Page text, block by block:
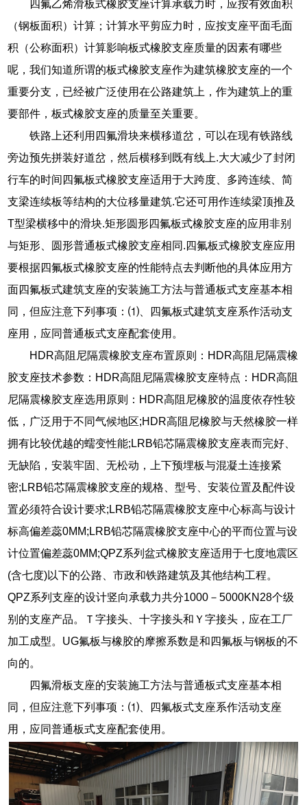
四氟乙烯滑板式橡胶支座计算承载力时，应按有效面积
（钢板面积）计算；计算水平剪应力时，应按支座平面毛面
积（公称面积）计算影响板式橡胶支座质量的因素有哪些
呢，我们知道所谓的板式橡胶支座作为建筑橡胶支座的一个
重要分支，已经被广泛使用在公路建筑上，作为建筑上的重
要部件，板式橡胶支座的质量至关重要。
铁路上还利用四氟滑块来横移道岔，可以在现有铁路线
旁边预先拼装好道岔，然后横移到既有线上.大大减少了封闭
行车的时间四氟板式橡胶支座适用于大跨度、多跨连续、简
支梁连续板等结构的大位移量建筑.它还可用作连续梁顶推及
T型梁横移中的滑块.矩形圆形四氟板式橡胶支座的应用非别
与矩形、圆形普通板式橡胶支座相同.四氟板式橡胶支座应用
要根据四氟板式橡胶支座的性能特点去判断他的具体应用方
面四氟板式建筑支座的安装施工方法与普通板式支座基本相
同，但应注意下列事项：⑴、四氟板式建筑支座系作活动支
座用，应同普通板式支座配套使用。
HDR高阻尼隔震橡胶支座布置原则：HDR高阻尼隔震橡
胶支座技术参数：HDR高阻尼隔震橡胶支座特点：HDR高阻
尼隔震橡胶支座选用原则：HDR高阻尼橡胶的温度依存性较
低，广泛用于不同气候地区;HDR高阻尼橡胶与天然橡胶一样
拥有比较优越的蠕变性能;LRB铅芯隔震橡胶支座表而完好、
无缺陷，安装牢固、无松动，上下预埋板与混凝土连接紧
密;LRB铅芯隔震橡胶支座的规格、型号、安装位置及配件设
置必须符合设计要求;LRB铅芯隔震橡胶支座中心标高与设计
标高偏差蕊0MM;LRB铅芯隔震橡胶支座中心的平而位置与设
计位置偏差蕊0MM;QPZ系列盆式橡胶支座适用于七度地震区
(含七度)以下的公路、市政和铁路建筑及其他结构工程。
QPZ系列支座的设计竖向承载力共分1000－5000KN28个级
别的支座产品。Ｔ字接头、十字接头和Ｙ字接头，应在工厂
加工成型。UG氟板与橡胶的摩擦系数是和四氟板与钢板的不
向的。
四氟滑板支座的安装施工方法与普通板式支座基本相
同，但应注意下列事项：⑴、四氟板式支座系作活动支座
用，应同普通板式支座配套使用。